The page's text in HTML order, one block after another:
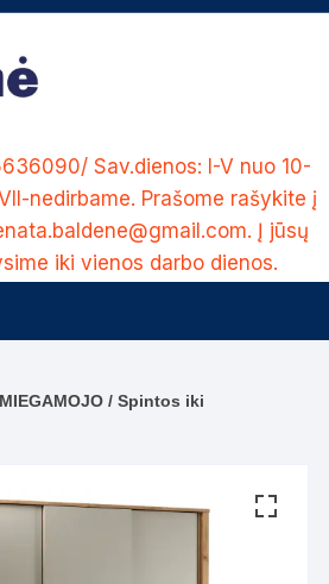
Sav.dienos: I-V nuo 10-
nedirbame. Prašome rašykite į
Į jūsų
iki vienos darbo dienos.
MIEGAMOJO /Spintos iki